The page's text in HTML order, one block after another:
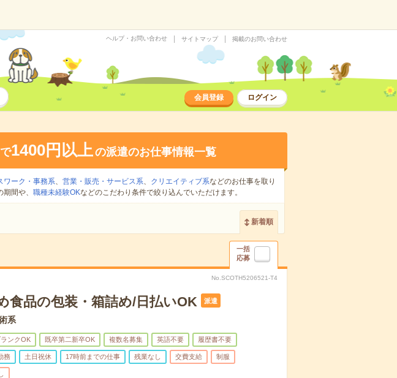
ヘルプ・お問い合わせ サイトマップ 掲載のお問い合わせ
会員登録 ログイン
で1400円以上の派遣のお仕事情報一覧
ワーク・事務系、 営業・販売・サービス系、 クリエイティブ系などのお仕事を取り
期間や、 職種未経験OKなどのこだわり条件で絞り込んでいただけます。
新着順
一括
応募
No.SCOTH5206521-T4
食品の包装・箱詰め/日払いOK 派遣
系
ランクOK 既卒第二新卒OK 複数名募集 英語不要 履歴書不要
務 土日祝休 17時前までの仕事 残業なし 交費支給 制服